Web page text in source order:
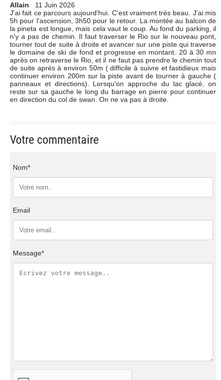
Allain
11 Juin 2026
J'ai fait ce parcours aujourd'hui. C'est vraiment très beau. J'ai mis
5h pour l'ascension, 3h50 pour le retour. La montée au balcon de
la pineta est longue, mais cela vaut le coup. Au fond du parking, il
n'y a pas de chemin. Il faut traverser le Rio sur le nouveau pont,
tourner tout de suite à droite et avancer sur une piste qui traverse
le domaine de ski de fond et progresse en montant. 20 à 30 mn
après on retraverse le Rio, et il ne faut pas prendre le chemin tout
de suite après à environ 50m ( difficile à suivre et fastidieux mais
continuer environ 200m sur la piste avant de tourner à gauche (
panneaux et directions). Lorsqu'on approche du lac glacé, on
reste sur sa gauche le long du barrage en pierre pour continuer
en direction du col de swan. On ne va pas à droite.
Votre commentaire
Nom*
Email
Message*